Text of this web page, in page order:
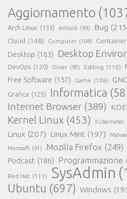
Aggiornamento
Arch Linux (133) Articoli (99) Bug
Cloud (148) Computer (104) Container
Desktop (163) Desktop
DevOps (120) Driver (95) Editing (110)
Free Software (157) Game (108)
Grafica (125) Informatica
Internet Browser (389) KDE
Kernel Linux (453) Kubernetes
Linux (207) Linux Mint (197)
Microsoft (91) Mozilla Firefox (249)
Podcast (186) Programmazione
Red Hat (111) SysAdmin
Ubuntu (697) Windows